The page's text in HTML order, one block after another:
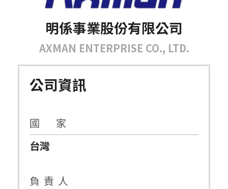
明係事業股份有限公司
AXMAN ENTERPRISE CO., LTD.
公司資訊
國 家
台灣
負 責 人